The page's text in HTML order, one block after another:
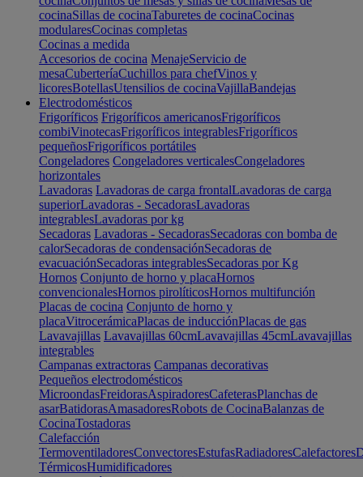
cocinaSillas de cocinaTaburetes de cocinaCocinas
modularesCocinas completas
Cocinas a medida
Accesorios de cocina MenajeServicio de
mesaCuberteríaCuchillos para chefVinos y
licoresBotellasUtensilios de cocinaVajillaBandejas
Electrodomésticos
Frigoríficos Frigoríficos americanosFrigoríficos
combiVinotecasFrigoríficos integrablesFrigoríficos
pequeñosFrigoríficos portátiles
Congeladores Congeladores verticalesCongeladores
horizontales
Lavadoras Lavadoras de carga frontalLavadoras de carga
superiorLavadoras - SecadorasLavadoras
integrablesLavadoras por kg
Secadoras Lavadoras - SecadorasSecadoras con bomba de
calorSecadoras de condensaciónSecadoras de
evacuaciónSecadoras integrablesSecadoras por Kg
Hornos Conjunto de horno y placaHornos
convencionalesHornos pirolíticosHornos multifunción
Placas de cocina Conjunto de horno y
placaVitrocerámicaPlacas de inducciónPlacas de gas
Lavavajillas Lavavajillas 60cmLavavajillas 45cmLavavajillas
integrables
Campanas extractoras Campanas decorativas
Pequeños electrodomésticos
MicroondasFreidorasAspiradoresCafeterasPlanchas de
asarBatidorasAmasadoresRobots de CocinaBalanzas de
CocinaTostadoras
Calefacción
TermoventiladoresConvectoresEstufasRadiadoresCalefactores
TérmicosHumidificadores